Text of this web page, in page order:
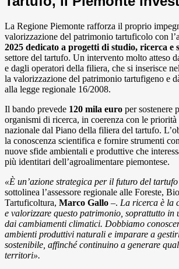
La Regione Piemonte rafforza il proprio
valorizzazione del patrimonio tartuficolo con
2025 dedicato a progetti di studio, ricerca e
settore del tartufo. Un intervento molto atteso
e dagli operatori della filiera, che si inserisce
la valorizzazione del patrimonio tartufigeno e
alla legge regionale 16/2008.
Il bando prevede 120 mila euro per sostenere
organismi di ricerca, in coerenza con le
nazionale dal Piano della filiera del tartufo.
la conoscenza scientifica e fornire strumenti
nuove sfide ambientali e produttive che
più identitari dell’agroalimentare piemontese.
«È un’azione strategica per il futuro del
sottolinea l’assessore regionale alle Foreste,
Tartuficoltura, Marco Gallo –. La ricerca è la
e valorizzare questo patrimonio, soprattutto in
dai cambiamenti climatici. Dobbiamo
ambienti produttivi naturali e imparare a
sostenibile, affinché continuino a generare
territori».